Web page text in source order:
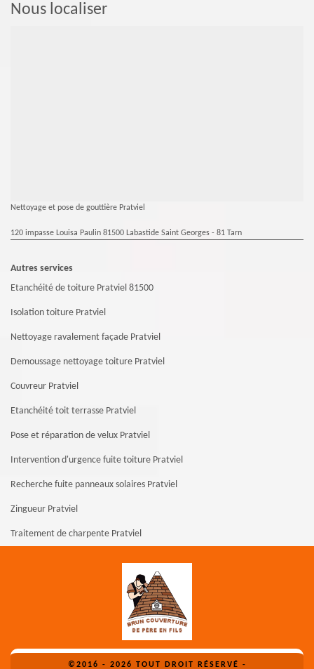
Nous localiser
Nettoyage et pose de gouttière Pratviel
120 impasse Louisa Paulin 81500 Labastide Saint Georges - 81 Tarn
Autres services
Etanchéité de toiture Pratviel 81500
Isolation toiture Pratviel
Nettoyage ravalement façade Pratviel
Demoussage nettoyage toiture Pratviel
Couvreur Pratviel
Etanchéité toit terrasse Pratviel
Pose et réparation de velux Pratviel
Intervention d'urgence fuite toiture Pratviel
Recherche fuite panneaux solaires Pratviel
Zingueur Pratviel
Traitement de charpente Pratviel
©2016 - 2026 TOUT DROIT RÉSERVÉ -